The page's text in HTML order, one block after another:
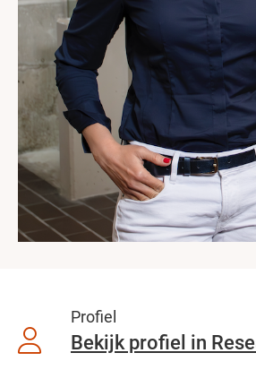
Profiel
Bekijk profiel in